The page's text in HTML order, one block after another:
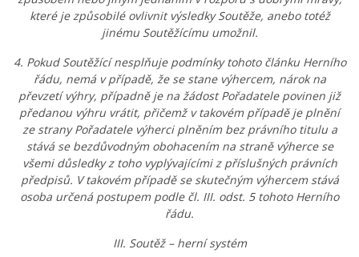
které je způsobilé ovlivnit výsledky Soutěže, anebo totéž
jinému Soutěžícímu umožnil.
4. Pokud Soutěžící nesplňuje podmínky tohoto článku Herního
řádu, nemá v případě, že se stane výhercem, nárok na
převzetí výhry, případně je na žádost Pořadatele povinen již
předanou výhru vrátit, přičemž v takovém případě je plnění
ze strany Pořadatele výherci plněním bez právního titulu a
stává se bezdůvodným obohacením na straně výherce se
všemi důsledky z toho vyplývajícími z příslušných právních
předpisů. V takovém případě se skutečným výhercem stává
osoba určená postupem podle čl. III. odst. 5 tohoto Herního
řádu.
III. Soutěž – herní systém